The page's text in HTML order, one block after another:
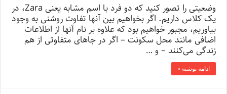
وضعیتی را تصور کنید که دو فرد با اسم مشابه یعنی Zara، در
یک کلاس داریم. اگر بخواهیم بین آنها تفاوت روشنی به وجود
بیاوریم، مجبور خواهیم بود که علاوه بر نام آنها از اطلاعات
اضافی مانند محل سکونت – اگر در جاهای متفاوتی از هم
زندگی می‌کنند – و …
ادامه نوشته »